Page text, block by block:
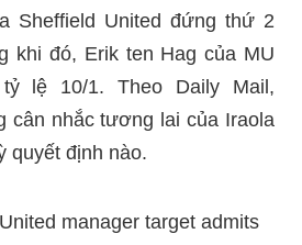
Sheffield United đứng thứ 2
khi đó, Erik ten Hag của MU
lệ 10/1. Theo Daily Mail,
cân nhắc tương lai của Iraola
quyết định nào.